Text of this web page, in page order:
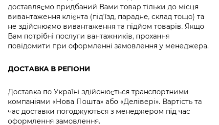
доставляємо придбаний Вами товар тільки до місця
вивантаження клієнта (під'їзд, парадне, склад тощо) та
не здійснюємо вивантаження та підйом товарів. Якщо
Вам потрібні послуги вантажників, прохання
повідомити при оформленні замовлення у менеджера.
ДОСТАВКА В РЕГІОНИ
Доставка по Україні здійснюється транспортними
компаніями «Нова Пошта» або «Делівері». Вартість та
час доставки погоджуються з менеджером під час
оформлення замовлення.